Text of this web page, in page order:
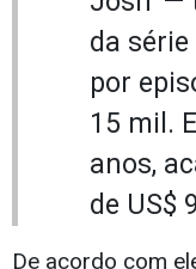
da
por
15 mil.
anos,
de US$
De acordo com